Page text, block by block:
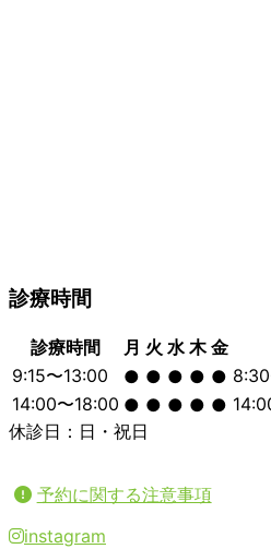
診療時間
診療時間 月 火 水 木 金
9:15〜13:00
● ● ● ● ●
14:00〜18:00 ● ● ● ● ●
休診日：日・祝日
予約に関する注意事項
instagram